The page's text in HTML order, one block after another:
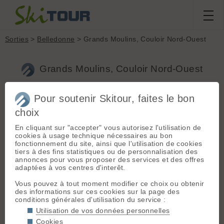
Sorties > Belledonne > Grands Moulins, Couloir Nord-Ouest
Grands Moulins, Couloir Nord-Ouest
Val Pelouse (1400
m)
Topo associé :
Grands Moulins,
Couloir Nord-Ouest
Sommet associé :
Grands Moulins
(2495 m)
Orientation :
Sortie du vendredi 2 avril 2010
Conditions nivologiques,
accès & météo
Beau, froid, qq nuages
2km du Molliet, on a du s'arreter
env 2km apres. Altitude du parking :
~1200m
Altitude de chaussage (montée) :
1200m
Pour soutenir Skitour, faites le bon
choix
En cliquant sur "accepter" vous autorisez l'utilisation de
cookies à usage technique nécessaires au bon
fonctionnement du site, ainsi que l'utilisation de cookies
tiers à des fins statistiques ou de personnalisation des
annonces pour vous proposer des services et des offres
adaptées à vos centres d'interêt.
Vous pouvez à tout moment modifier ce choix ou obtenir
des informations sur ces cookies sur la page des
conditions générales d'utilisation du service :
Utilisation de vos données personnelles
Cookies